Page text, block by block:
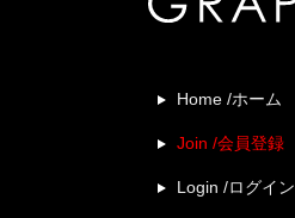
Home /ホーム
Join /会員登録
Login /ログイン